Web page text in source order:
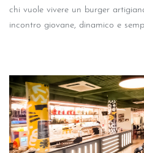
chi vuole vivere un burger
incontro giovane, dinamico e